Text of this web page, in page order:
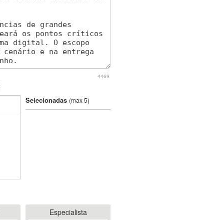
4469
Selecionadas (max 5)
Especialista